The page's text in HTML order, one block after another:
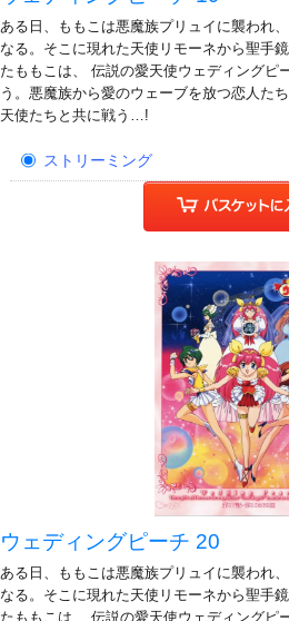
ある日、ももこは悪魔族プリュイに襲われ
なる。そこに現れた天使リモーネから聖手
たももこは、 伝説の愛天使ウェディングピ
う。悪魔族から愛のウェーブを放つ恋人た
天使たちと共に戦う…!
ストリーミング
ウェディングピーチ 20
ある日、ももこは悪魔族プリュイに襲われ
なる。そこに現れた天使リモーネから聖手
たももこは、 伝説の愛天使ウェディングピ